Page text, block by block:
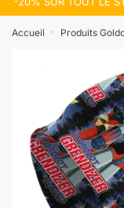
Accueil » Produits